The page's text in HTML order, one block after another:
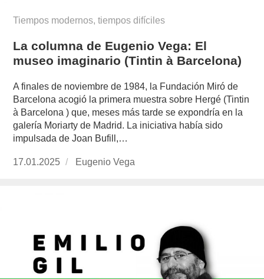
Tiempos modernos, tiempos difíciles
La columna de Eugenio Vega: El
museo imaginario (Tintin à Barcelona)
A finales de noviembre de 1984, la Fundación Miró de
Barcelona acogió la primera muestra sobre Hergé (Tintin
à Barcelona ) que, meses más tarde se expondría en la
galería Moriarty de Madrid. La iniciativa había sido
impulsada de Joan Bufill,…
Publicado
17.01.2025 https://www.experimenta.es/author/info1/
Eugenio Vega